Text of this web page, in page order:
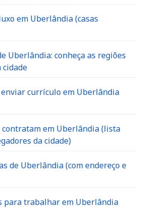
em Uberlândia (casas
Uberlândia: conheça as regiões
cidade
currículo em Uberlândia
contratam em Uberlândia (lista
da cidade)
de Uberlândia (com endereço e
para trabalhar em Uberlândia